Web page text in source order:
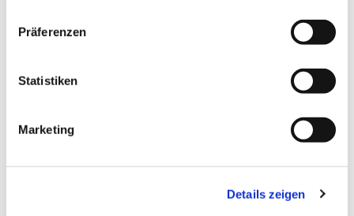
Präferenzen
Statistiken
Marketing
Details zeigen